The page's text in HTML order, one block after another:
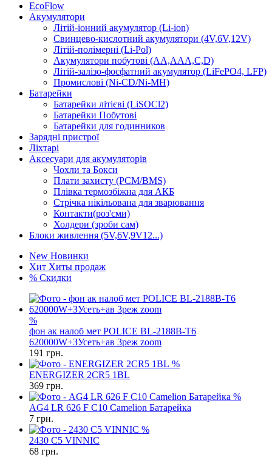
EcoFlow
Акумулятори
Літій-іонний акумулятор (Li-ion)
Свинцево-кислотний акумулятори (4V,6V,12V)
Літій-полімерні (Li-Pol)
Акумулятори побутові (AA,AAA,C,D)
Літій-залізо-фосфатний акумулятор (LiFePO4, LFP)
Промислові (Ni-CD/Ni-MH)
Батарейки
Батарейки літієві (LiSOCl2)
Батарейки Побутові
Батарейки для годинников
Зарядні пристрої
Ліхтарі
Аксесуари для акумуляторів
Чохли та Бокси
Плати захисту (PCM/BMS)
Плівка термозбіжна для АКБ
Стрічка нікільована для зварювання
Контакти(роз'єми)
Холдери (зроби сам)
Блоки живлення (5V,6V,9V12...)
New Новинки
Хит Хиты продаж
% Скидки
%
фон ак налоб мет POLICE BL-2188B-T6
620000W+ЗУсеть+ав 3реж zoom
191 грн.
%
ENERGIZER 2CR5 1BL
369 грн.
%
AG4 LR 626 F C10 Camelion Батарейка
7 грн.
%
2430 C5 VINNIC
68 грн.